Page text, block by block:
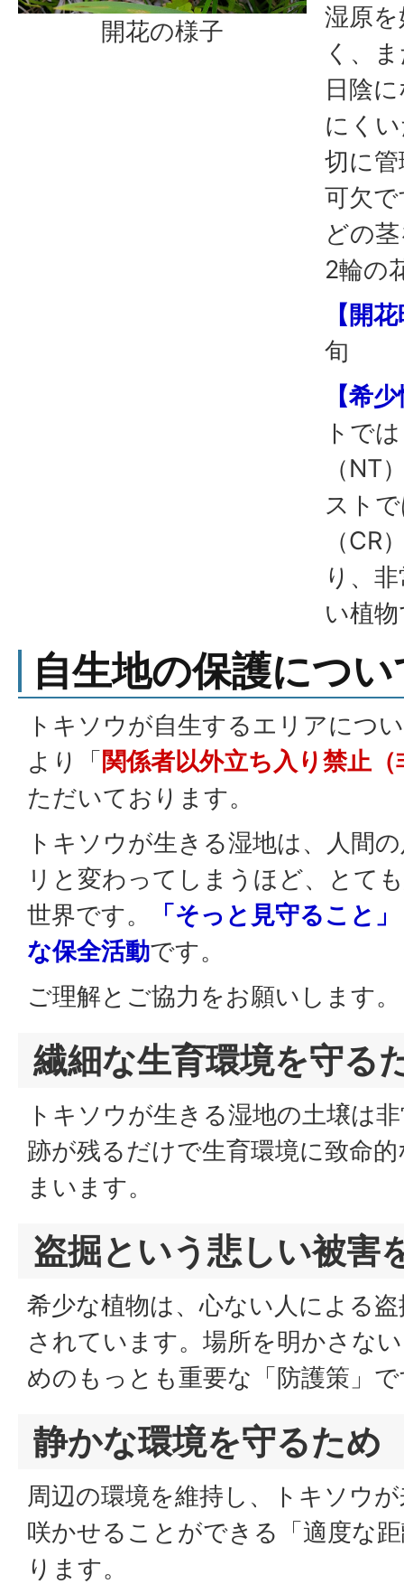
開花の様子
湿原
く、
日陰
にく
切に
可欠
どの
2輪の
【開
旬
【希
トで
（NT
スト
（CR
り、
い植
自生地の保護につい
トキソウが自生するエリアにつ
より「関係者以外立ち入り禁止（
ただいております。
トキソウが生きる湿地は、人間
リと変わってしまうほど、とて
世界です。
「そっと見守ること
な保全活動です。
ご理解とご協力をお願いします。
繊細な生育環境を守る
トキソウが生きる湿地の土壌は
跡が残るだけで生育環境に致命
まいます。
盗掘という悲しい被害
希少な植物は、心ない人による
されています。場所を明かさな
めのもっとも重要な「防護策」
静かな環境を守るため
周辺の環境を維持し、トキソウ
咲かせることができる「適度な
ります。